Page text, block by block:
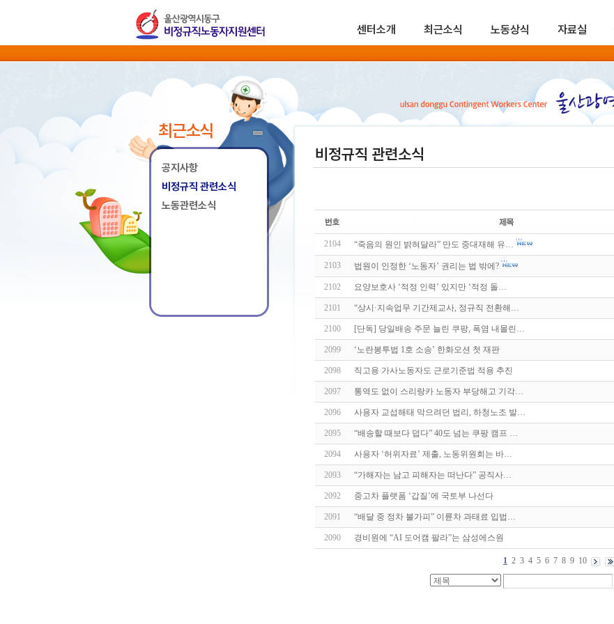
센터소개 최근소식 노동상식 자료실
최근소식
공지사항
비정규직 관련소식
노동관련소식
비정규직 관련소식
2104 “죽음의 원인 밝혀달라” 만도 중대재해 유…
2103 법원이 인정한 ‘노동자’ 권리는 법 밖에?
2102 요양보호사 ‘적정 인력’ 있지만 ‘적정 돌…
2101 “상시·지속업무 기간제교사, 정규직 전환해…
2100 [단독] 당일배송 주문 늘린 쿠팡, 폭염 내몰린…
2099 ‘노란봉투법 1호 소송’ 한화오션 첫 재판
2098 직고용 가사노동자도 근로기준법 적용 추진
2097 통역도 없이 스리랑카 노동자 부당해고 기각…
2096 사용자 교섭해태 막으려던 법리, 하청노조 발…
2095 “배송할 때보다 덥다” 40도 넘는 쿠팡 캠프 …
2094 사용자 ‘허위자료’ 제출, 노동위원회는 바…
2093 “가해자는 남고 피해자는 떠난다” 공직사…
2092 중고차 플랫폼 ‘갑질’에 국토부 나선다
2091 “배달 중 정차 불가피” 이륜차 과태료 입법…
2090 경비원에 “AI 도어캠 팔라”는 삼성에스원
1 2 3 4 5 6 7 8 9 10